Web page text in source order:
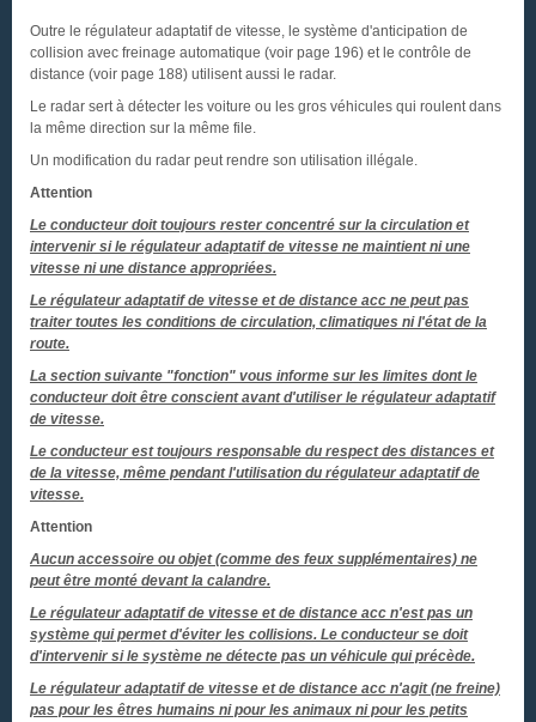
Outre le régulateur adaptatif de vitesse, le système d'anticipation de
collision avec freinage automatique (voir page 196) et le contrôle de
distance (voir page 188) utilisent aussi le radar.
Le radar sert à détecter les voiture ou les gros véhicules qui roulent dans
la même direction sur la même file.
Un modification du radar peut rendre son utilisation illégale.
Attention
Le conducteur doit toujours rester concentré sur la circulation et
intervenir si le régulateur adaptatif de vitesse ne maintient ni une
vitesse ni une distance appropriées.
Le régulateur adaptatif de vitesse et de distance acc ne peut pas
traiter toutes les conditions de circulation, climatiques ni l'état de la
route.
La section suivante "fonction" vous informe sur les limites dont le
conducteur doit être conscient avant d'utiliser le régulateur adaptatif
de vitesse.
Le conducteur est toujours responsable du respect des distances et
de la vitesse, même pendant l'utilisation du régulateur adaptatif de
vitesse.
Attention
Aucun accessoire ou objet (comme des feux supplémentaires) ne
peut être monté devant la calandre.
Le régulateur adaptatif de vitesse et de distance acc n'est pas un
système qui permet d'éviter les collisions. Le conducteur se doit
d'intervenir si le système ne détecte pas un véhicule qui précède.
Le régulateur adaptatif de vitesse et de distance acc n'agit (ne freine)
pas pour les êtres humains ni pour les animaux ni pour les petits